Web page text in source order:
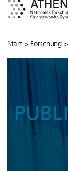
Start > Forschung >